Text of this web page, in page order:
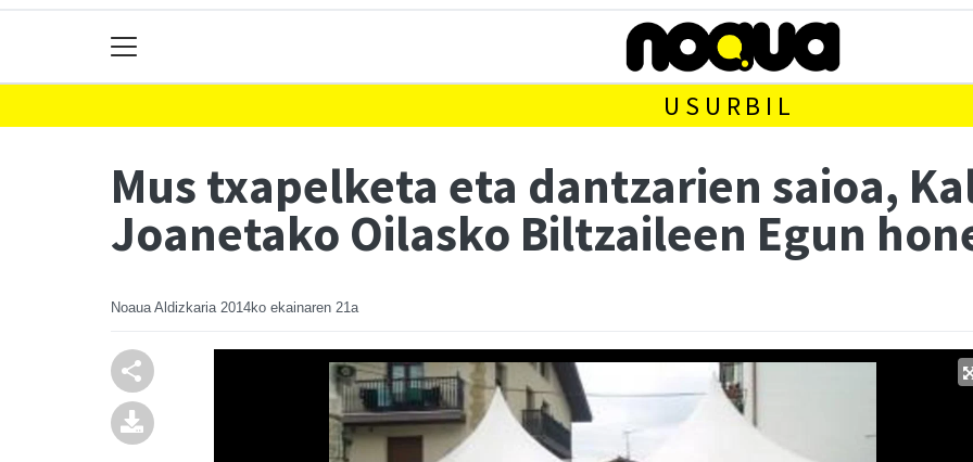
USURBIL
Mus txapelketa eta dantzarien saioa,
Joanetako Oilasko Biltzaileen Egun
Noaua Aldizkaria 2014ko ekainaren 21a